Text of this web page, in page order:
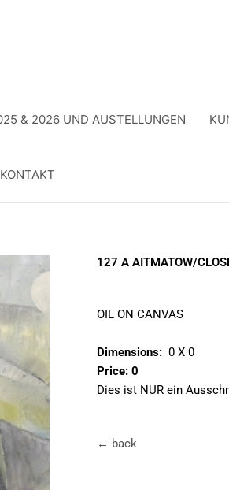
& 2026 UND AUSTELLUNGEN
KONTAKT
127 A AITMATOW/
OIL ON CANVAS
Dimensions: 0 X 0
Price: 0
Dies ist NUR ein
← back